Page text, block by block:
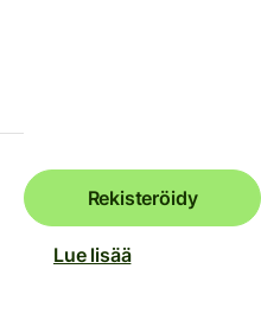
Rekisteröidy
Lue lisää